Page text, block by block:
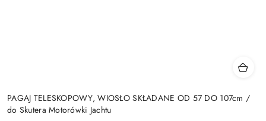
PAGAJ TELESKOPOWY, WIOSŁO SKŁADANE OD 57 DO 107cm /
do Skutera Motorówki Jachtu